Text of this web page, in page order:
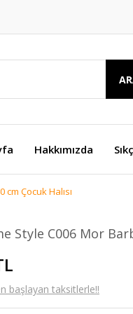
Hakkımızda
Çocuk Halısı
Style C006 Mor
başlayan taksitlerle!!